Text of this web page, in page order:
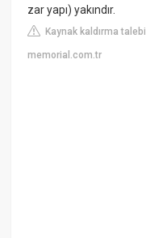
zar yapı) yakındır.
Kaynak kaldırma talebi
memorial.com.tr